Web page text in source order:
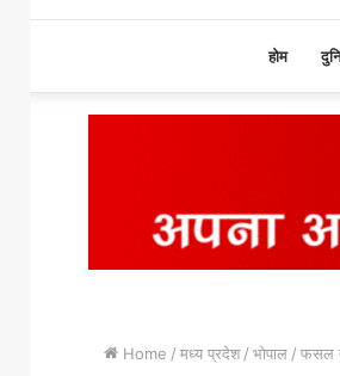
होम
Home / मध्य प्रदेश / भोपाल / फसल